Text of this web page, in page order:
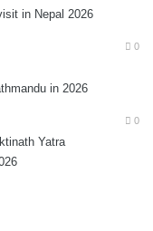
in Nepal 2026
0
in 2026
0